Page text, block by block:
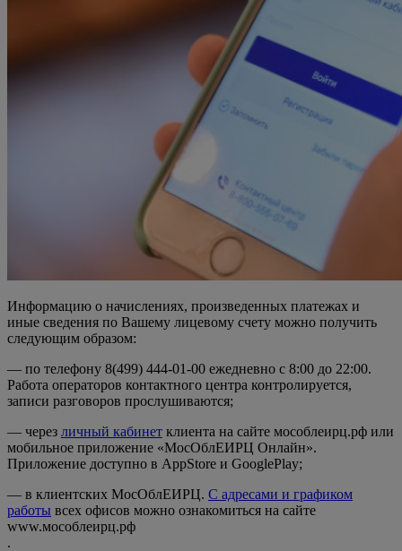
Информацию о начислениях, произведенных платежах и
иные сведения по Вашему лицевому счету можно получить
следующим образом:
— по телефону 8(499) 444-01-00 ежедневно с 8:00 до 22:00.
Работа операторов контактного центра контролируется,
записи разговоров прослушиваются;
— через личный кабинет клиента на сайте мособлеирц.рф или
мобильное приложение «МосОблЕИРЦ Онлайн».
Приложение доступно в AppStore и GooglePlay;
— в клиентских МосОблЕИРЦ. С адресами и графиком
работы всех офисов можно ознакомиться на сайте
www.мособлеирц.рф
.